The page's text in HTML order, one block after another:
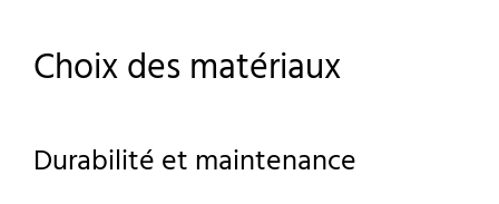
Choix des matériaux
Durabilité et maintenance